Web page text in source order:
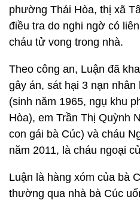
phường Thái Hòa, thị xã
điều tra do nghi ngờ có
cháu tử vong trong nhà.
Theo công an, Luận đã
gây án, sát hại 3 nạn
(sinh năm 1965, ngụ khu
Hòa), em Trần Thị Quỳnh
con gái bà Cúc) và cháu
năm 2011, là cháu ngoại
Luận là hàng xóm của bà
thường qua nhà bà Cúc